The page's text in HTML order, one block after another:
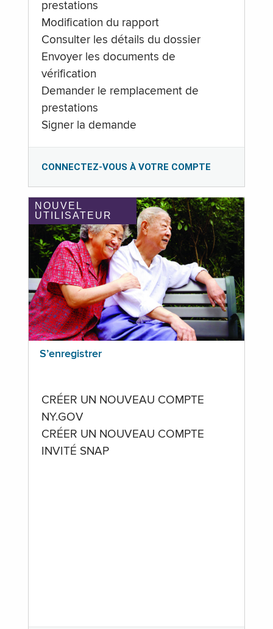
prestations
Modification du rapport
Consulter les détails du dossier
Envoyer les documents de
vérification
Demander le remplacement de
prestations
Signer la demande
CONNECTEZ-VOUS À VOTRE COMPTE
NOUVEL
UTILISATEUR
S’enregistrer
CRÉER UN NOUVEAU COMPTE
NY.GOV
CRÉER UN NOUVEAU COMPTE
INVITÉ SNAP